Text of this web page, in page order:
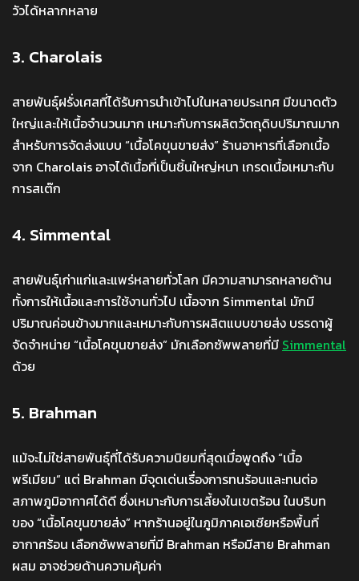
วัวได้หลากหลาย
3. Charolais
สายพันธุ์ฝรั่งเศสที่ได้รับการนำเข้าไปในหลายประเทศ มีขนาดตัว
ใหญ่และให้เนื้อจำนวนมาก เหมาะกับการผลิตวัตถุดิบปริมาณมาก
สำหรับการจัดส่งแบบ “เนื้อโคขุนขายส่ง” ร้านอาหารที่เลือกเนื้อ
จาก Charolais อาจได้เนื้อที่เป็นชิ้นใหญ่หนา เกรดเนื้อเหมาะกับ
การสเต๊ก
4. Simmental
สายพันธุ์เก่าแก่และแพร่หลายทั่วโลก มีความสามารถหลายด้าน
ทั้งการให้เนื้อและการใช้งานทั่วไป เนื้อจาก Simmental มักมี
ปริมาณค่อนข้างมากและเหมาะกับการผลิตแบบขายส่ง บรรดาผู้
จัดจำหน่าย “เนื้อโคขุนขายส่ง” มักเลือกซัพพลายที่มี Simmental
ด้วย
5. Brahman
แม้จะไม่ใช่สายพันธุ์ที่ได้รับความนิยมที่สุดเมื่อพูดถึง “เนื้อ
พรีเมียม” แต่ Brahman มีจุดเด่นเรื่องการทนร้อนและทนต่อ
สภาพภูมิอากาศได้ดี ซึ่งเหมาะกับการเลี้ยงในเขตร้อน ในบริบท
ของ “เนื้อโคขุนขายส่ง” หากร้านอยู่ในภูมิภาคเอเชียหรือพื้นที่
อากาศร้อน เลือกซัพพลายที่มี Brahman หรือมีสาย Brahman
ผสม อาจช่วยด้านความคุ้มค่า